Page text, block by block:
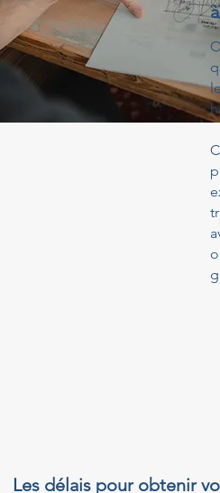
Les délais pour obtenir